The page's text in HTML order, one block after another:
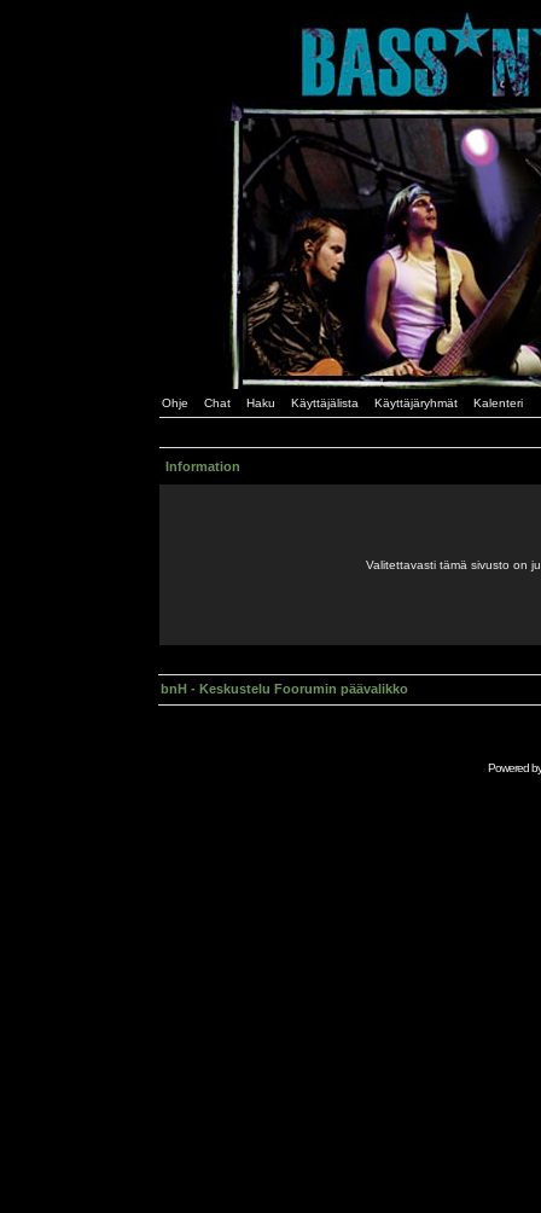
Ohje Chat Haku Käyttäjälista Käyttäjäryhmät Kalenteri
Information
Valitettavasti tämä sivusto on
bnH - Keskustelu Foorumin päävalikko
Powered